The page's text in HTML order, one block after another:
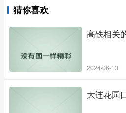
猜你喜欢
高铁相关
2024-06-13
大连花园